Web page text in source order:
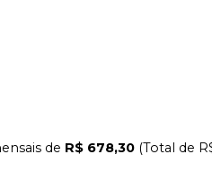
de R$ 678,30 (Total de